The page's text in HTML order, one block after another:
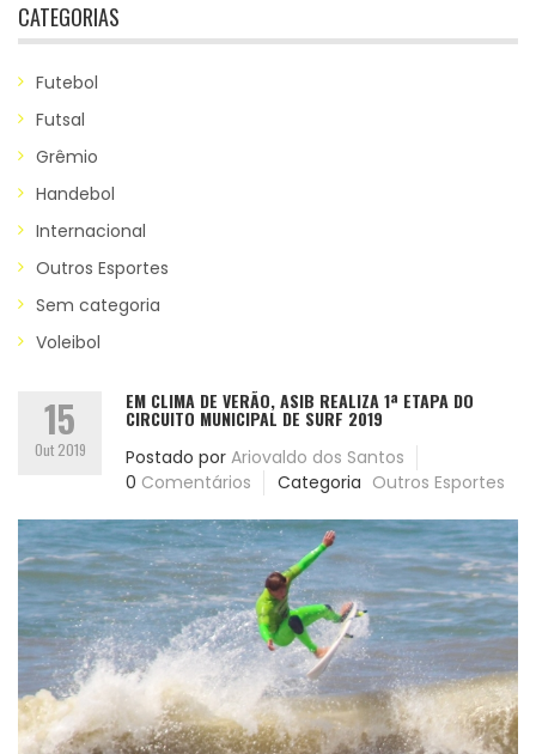
CATEGORIAS
Futebol
Futsal
Grêmio
Handebol
Internacional
Outros Esportes
Sem categoria
Voleibol
15
Out 2019
EM CLIMA DE VERÃO, ASIB REALIZA 1ª ETAPA DO
CIRCUITO MUNICIPAL DE SURF 2019
Postado por Ariovaldo dos Santos
0 Comentários Categoria Outros Esportes